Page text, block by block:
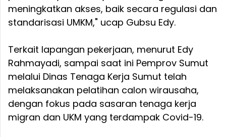
meningkatkan akses, baik secara regulasi dan
standarisasi UMKM," ucap Gubsu Edy.
Terkait lapangan pekerjaan, menurut Edy
Rahmayadi, sampai saat ini Pemprov Sumut
melalui Dinas Tenaga Kerja Sumut telah
melaksanakan pelatihan calon wirausaha,
dengan fokus pada sasaran tenaga kerja
migran dan UKM yang terdampak Covid-19.